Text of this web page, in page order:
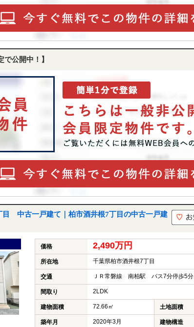
で公開中！】
目 中古一戸建て｜柏市酒井根7丁目の中古一戸建
価格 2,490万円
所在地 千葉県柏市酒井根7丁目
交通 ＪＲ常磐線 南柏駅 バス7分停歩5分
間取り 2LDK
建物面積 72.66㎡ 土地面積
築年月 2020年3月 建物構造